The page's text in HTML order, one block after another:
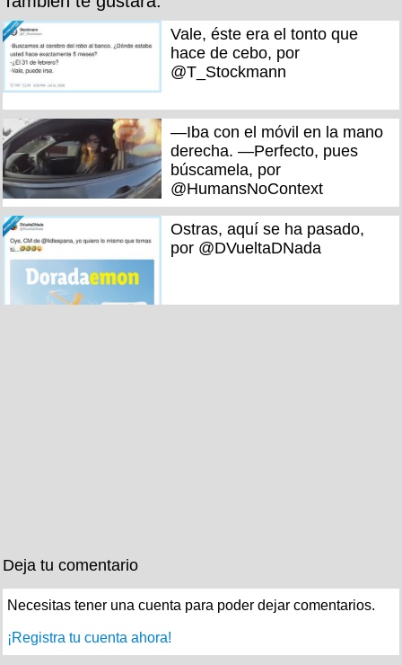
Vale, éste era el tonto que
hace de cebo, por
@T_Stockmann
—Iba con el móvil en la mano
derecha. —Perfecto, pues
búscamela, por
@HumansNoContext
Ostras, aquí se ha pasado,
por @DVueltaDNada
Deja tu comentario
Necesitas tener una cuenta para poder dejar comentarios.
¡Registra tu cuenta ahora!